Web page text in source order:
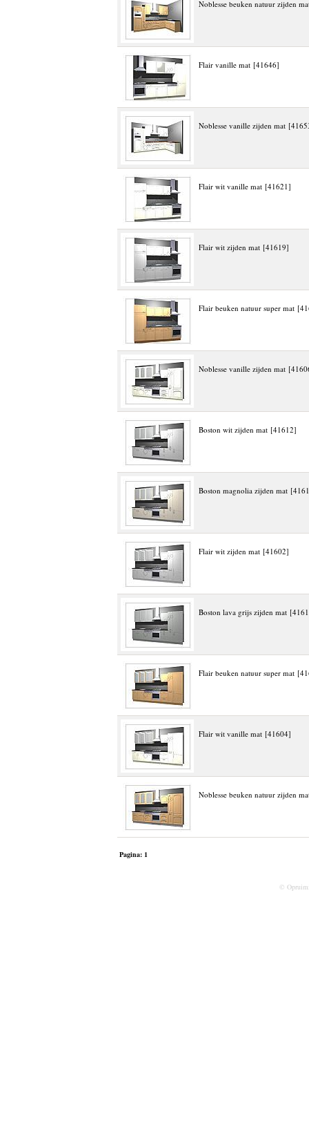
Noblesse beuken natuur zijden
Flair vanille mat [41646]
Noblesse vanille zijden mat
Flair wit vanille mat [41621]
Flair wit zijden mat [41619]
Flair beuken natuur super mat
Noblesse vanille zijden mat
Boston wit zijden mat [41612]
Boston magnolia zijden mat
Flair wit zijden mat [41602]
Boston lava grijs zijden mat
Flair beuken natuur super mat
Flair wit vanille mat [41604]
Noblesse beuken natuur zijden
Pagina: 1
©